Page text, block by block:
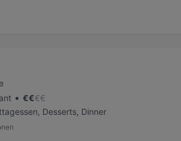
• €€€€
Desserts, Dinner